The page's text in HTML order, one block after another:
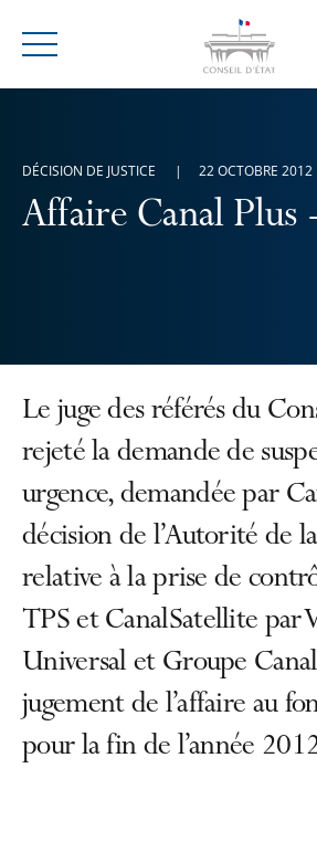
Menu
Affaire Canal Plus
DÉCISION DE JUSTICE 22 OCTOBRE 2012
Le juge des référés du
rejeté la demande de
urgence, demandée par
décision de l’Autorité de
relative à la prise de
TPS et CanalSatellite par
Universal et Groupe
jugement de l’affaire au
pour la fin de l’année